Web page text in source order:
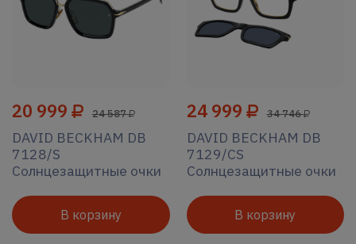
20 999 24 587
DAVID BECKHAM DB
7128/S
Солнцезащитные очки
В корзину
24 999 34 746
DAVID BECKHAM DB
7129/CS
Солнцезащитные очки
В корзину